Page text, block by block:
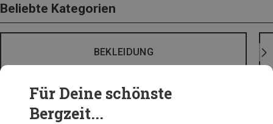
Beliebte Kategorien
BEKLEIDUNG
Für Deine schönste
Bergzeit...